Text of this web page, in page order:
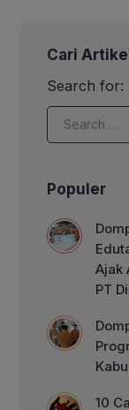
Cari Artikel
Search for:
Populer
Ajak
PT
10